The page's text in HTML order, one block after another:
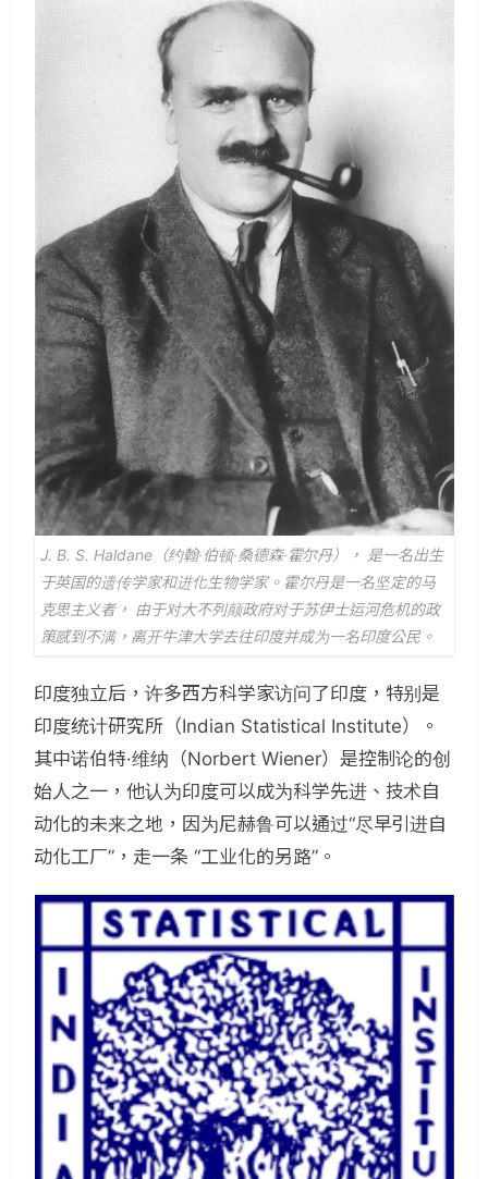
J. B. S. Haldane（约翰·伯顿·桑德森·霍尔丹）， 是一名出生
于英国的遗传学家和进化生物学家。霍尔丹是一名坚定的马
克思主义者， 由于对大不列颠政府对于苏伊士运河危机的政
策感到不满，离开牛津大学去往印度并成为一名印度公民。
印度独立后，许多西方科学家访问了印度，特别是
印度统计研究所（Indian Statistical Institute）。
其中诺伯特·维纳（Norbert Wiener）是控制论的创
始人之一，他认为印度可以成为科学先进、技术自
动化的未来之地，因为尼赫鲁可以通过“尽早引进自
动化工厂”，走一条 “工业化的另路”。